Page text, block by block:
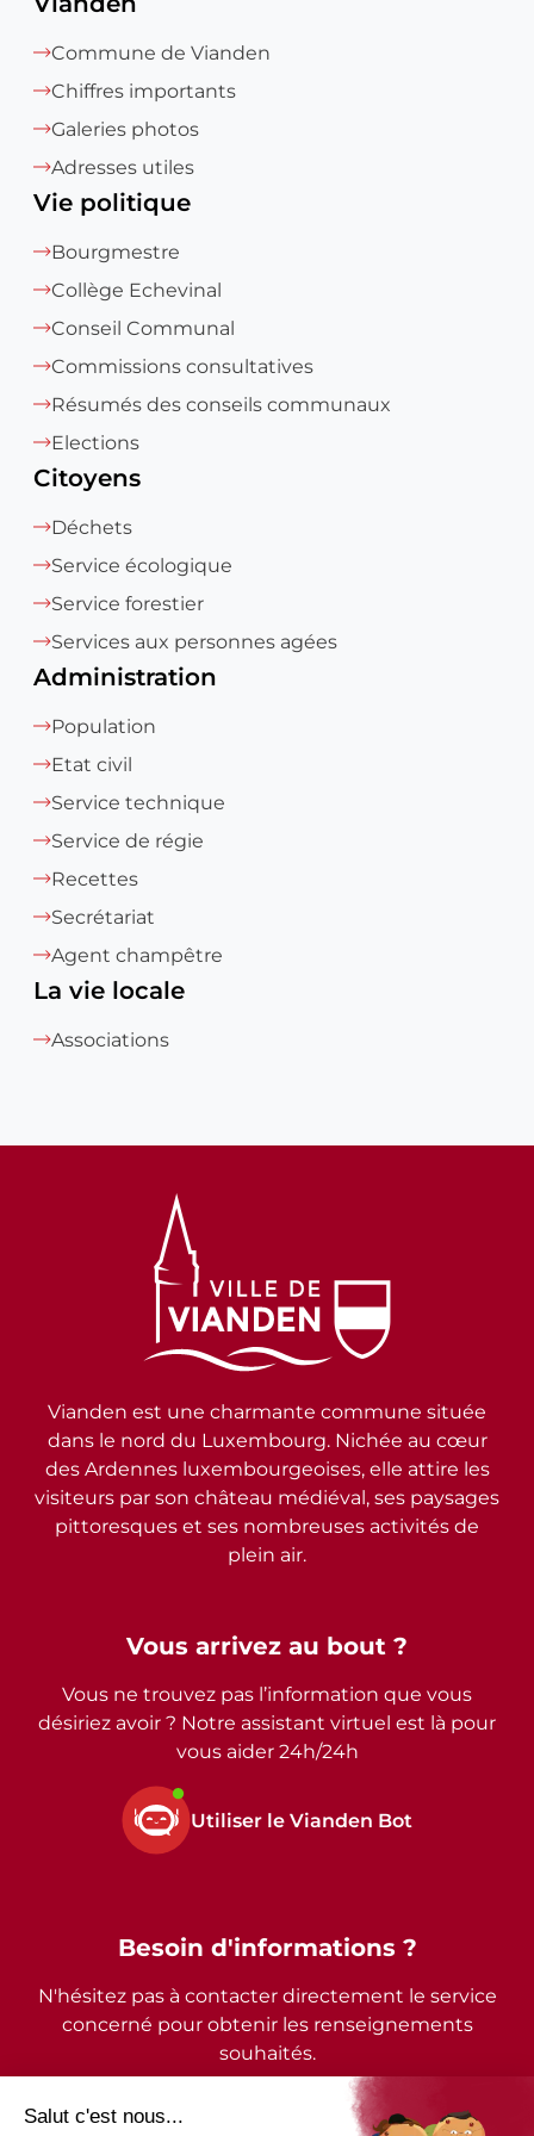
Commune de Vianden
Chiffres importants
Galeries photos
Adresses utiles
Vie politique
Bourgmestre
Collège Echevinal
Conseil Communal
Commissions consultatives
Résumés des conseils communaux
Elections
Citoyens
Déchets
Service écologique
Service forestier
Services aux personnes agées
Administration
Population
Etat civil
Service technique
Service de régie
Recettes
Secrétariat
Agent champêtre
La vie locale
Associations
Vous arrivez au bout ?
Vous ne trouvez pas l’information que vous
désiriez avoir ? Notre assistant virtuel est là pour
vous aider 24h/24h
Utiliser le Vianden Bot
Vianden est une charmante commune située
dans le nord du Luxembourg. Nichée au cœur
des Ardennes luxembourgeoises, elle attire les
visiteurs par son château médiéval, ses paysages
pittoresques et ses nombreuses activités de
plein air.
Besoin d'informations ?
N'hésitez pas à contacter directement le service
concerné pour obtenir les renseignements
souhaités.
2026 - © Commune de Vianden - Tous droits réservés